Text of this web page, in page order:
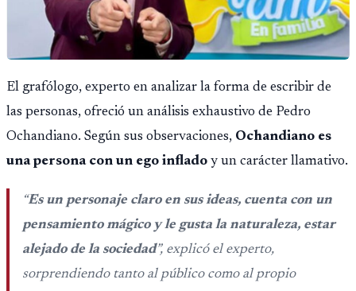
El grafólogo, experto en analizar la forma de escribir de
las personas, ofreció un análisis exhaustivo de Pedro
Ochandiano. Según sus observaciones, Ochandiano es
una persona con un ego inflado y un carácter llamativo.
“Es un personaje claro en sus ideas, cuenta con un
pensamiento mágico y le gusta la naturaleza, estar
alejado de la sociedad”, explicó el experto,
sorprendiendo tanto al público como al propio